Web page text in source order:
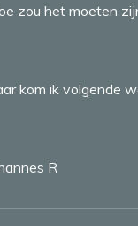
zou het moeten
kom ik volgende
R